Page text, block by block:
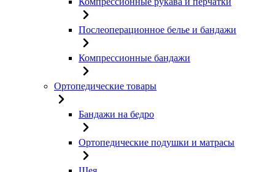
Послеоперационное белье и бандажи
Компрессионные бандажи
Ортопедические товары
Бандажи на бедро
Ортопедические подушки и матрасы